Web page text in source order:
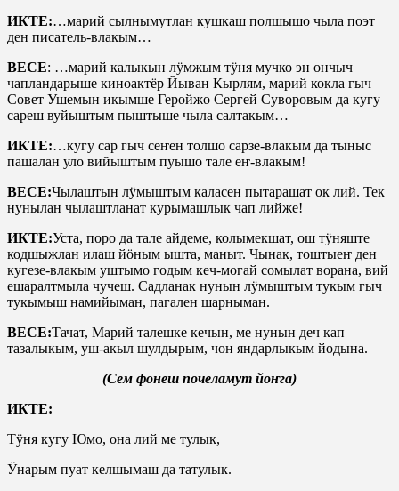
ИКТЕ:…марий сылнымутлан кушкаш полшышо чыла поэт
ден писатель-влакым…
ВЕСЕ: …марий калыкын лӱмжым тӱня мучко эн ончыч
чапландарыше киноактёр Йыван Кырлям, марий кокла гыч
Совет Ушемын икымше Геройжо Сергей Суворовым да кугу
сареш вуйыштым пыштыше чыла салтакым…
ИКТЕ:…кугу сар гыч сеҥен толшо сарзе-влакым да тыныс
пашалан уло вийыштым пуышо тале еҥ-влакым!
ВЕСЕ:Чылаштын лӱмыштым каласен пытарашат ок лий. Тек
нунылан чылаштланат курымашлык чап лийже!
ИКТЕ:Уста, поро да тале айдеме, колымекшат, ош тӱняште
кодшыжлан илаш йӧным ышта, маныт. Чынак, тоштыеҥ ден
кугезе-влакым уштымо годым кеч-могай сомылат ворана, вий
ешаралтмыла чучеш. Садланак нунын лӱмыштым тукым гыч
тукымыш намийыман, пагален шарныман.
ВЕСЕ:Тачат, Марий талешке кечын, ме нунын деч кап
тазалыкым, уш-акыл шулдырым, чон яндарлыкым йодына.
(Сем фонеш почеламут йоҥга)
ИКТЕ:
Тӱня кугу Юмо, она лий ме тулык,
Ӱнарым пуат келшымаш да татулык.